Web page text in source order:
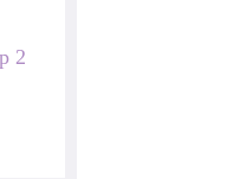
2